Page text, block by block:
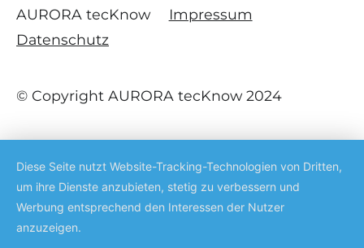
AURORA tecKnow
Impressum
Datenschutz
© Copyright AURORA tecKnow 2024
Diese Seite nutzt Website-Tracking-Technologien von Dritten,
um ihre Dienste anzubieten, stetig zu verbessern und
Werbung entsprechend den Interessen der Nutzer
anzuzeigen.